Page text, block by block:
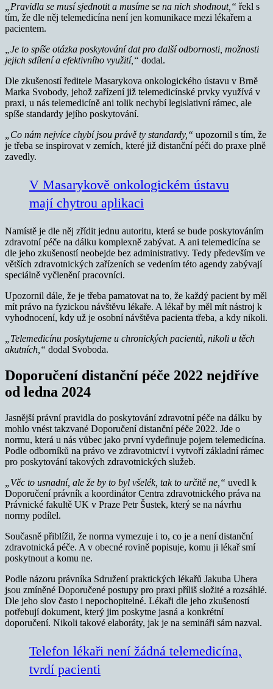
„Pravidla se musí sjednotit a musíme se na nich shodnout,“ řekl s
tím, že dle něj telemedicína není jen komunikace mezi lékařem a
pacientem.
„Je to spíše otázka poskytování dat pro další odbornosti, možnosti
jejich sdílení a efektivního využití,“ dodal.
Dle zkušeností ředitele Masarykova onkologického ústavu v Brně
Marka Svobody, jehož zařízení již telemedicínské prvky využívá v
praxi, u nás telemedicíně ani tolik nechybí legislativní rámec, ale
spíše standardy jejího poskytování.
„Co nám nejvíce chybí jsou právě ty standardy,“ upozornil s tím, že
je třeba se inspirovat v zemích, které již distanční péči do praxe plně
zavedly.
V Masarykově onkologickém ústavu
mají chytrou aplikaci
Namístě je dle něj zřídit jednu autoritu, která se bude poskytováním
zdravotní péče na dálku komplexně zabývat. A ani telemedicína se
dle jeho zkušeností neobejde bez administrativy. Tedy především ve
větších zdravotnických zařízeních se vedením této agendy zabývají
speciálně vyčlenění pracovníci.
Upozornil dále, že je třeba pamatovat na to, že každý pacient by měl
mít právo na fyzickou návštěvu lékaře. A lékař by měl mít nástroj k
vyhodnocení, kdy už je osobní návštěva pacienta třeba, a kdy nikoli.
„Telemedicínu poskytujeme u chronických pacientů, nikoli u těch
akutních,“ dodal Svoboda.
Doporučení distanční péče 2022 nejdříve
od ledna 2024
Jasnější právní pravidla do poskytování zdravotní péče na dálku by
mohlo vnést takzvané Doporučení distanční péče 2022. Jde o
normu, která u nás vůbec jako první vydefinuje pojem telemedicína.
Podle odborníků na právo ve zdravotnictví i vytvoří základní rámec
pro poskytování takových zdravotnických služeb.
„Věc to usnadní, ale že by to byl všelék, tak to určitě ne,“ uvedl k
Doporučení právník a koordinátor Centra zdravotnického práva na
Právnické fakultě UK v Praze Petr Šustek, který se na návrhu
normy podílel.
Současně přiblížil, že norma vymezuje i to, co je a není distanční
zdravotnická péče. A v obecné rovině popisuje, komu ji lékař smí
poskytnout a komu ne.
Podle názoru právníka Sdružení praktických lékařů Jakuba Uhera
jsou zmíněné Doporučené postupy pro praxi příliš složité a rozsáhlé.
Dle jeho slov často i nepochopitelné. Lékaři dle jeho zkušeností
potřebují dokument, který jim poskytne jasná a konkrétní
doporučení. Nikoli takové elaboráty, jak je na semináři sám nazval.
Telefon lékaři není žádná telemedicína,
tvrdí pacienti